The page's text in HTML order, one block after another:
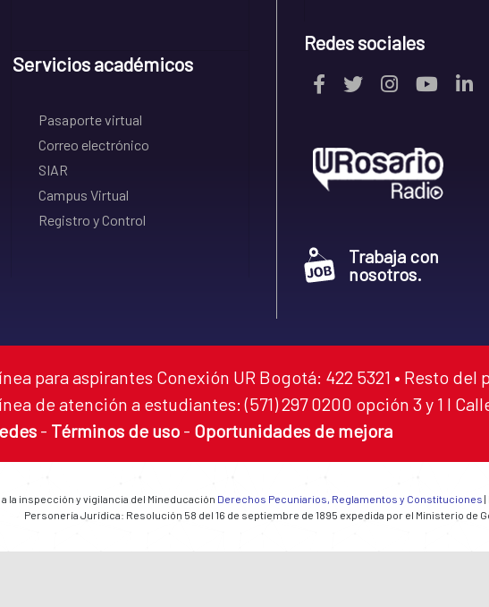
Servicios académicos
Pasaporte virtual
Correo electrónico
SIAR
Campus Virtual
Registro y Control
Redes sociales
Trabaja con
nosotros.
para aspirantes Conexión UR Bogotá: 422 5321 • Resto del
de atención a estudiantes: (571) 297 0200 opción 3 y 1 I
- Términos de uso - Oportunidades de mejora
la inspección y vigilancia del Mineducación Derechos Pecuniarios, Reglamentos y Constituciones
Personería Jurídica: Resolución 58 del 16 de septiembre de 1895 expedida por el Ministerio de